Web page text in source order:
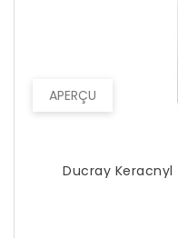
APERÇU
Ducray